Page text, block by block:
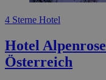
4 Sterne Hotel
Hotel Alpenrose
Österreich